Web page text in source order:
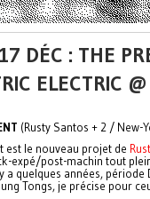
DÉC : THE
ELECTRIC
(Rusty Santos + 2 / New-
est le nouveau projet de
expé/post-machin tout
a quelques années, période
Tongs, je précise pour